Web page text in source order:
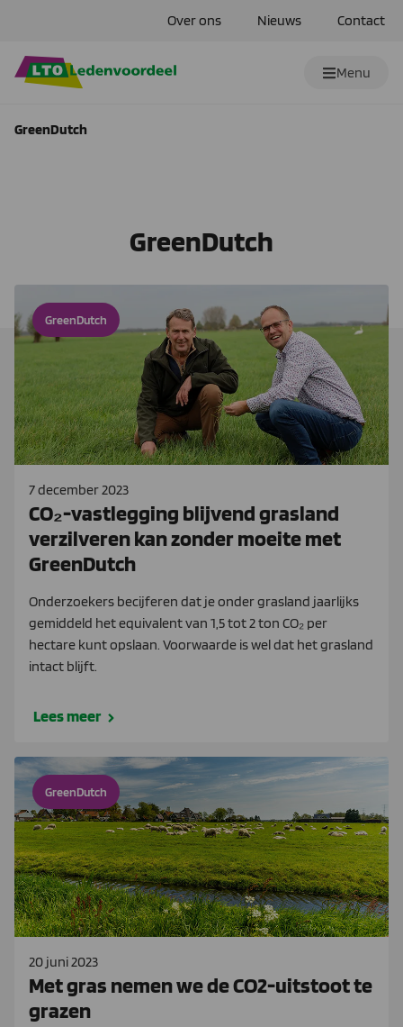
Over ons Nieuws Contact
Menu
GreenDutch
GreenDutch
GreenDutch
7 december 2023
CO₂-vastlegging blijvend grasland
verzilveren kan zonder moeite met
GreenDutch
Onderzoekers becijferen dat je onder grasland jaarlijks
gemiddeld het equivalent van 1,5 tot 2 ton CO₂ per
hectare kunt opslaan. Voorwaarde is wel dat het grasland
intact blijft.
Lees meer
GreenDutch
20 juni 2023
Met gras nemen we de CO2-uitstoot te
grazen